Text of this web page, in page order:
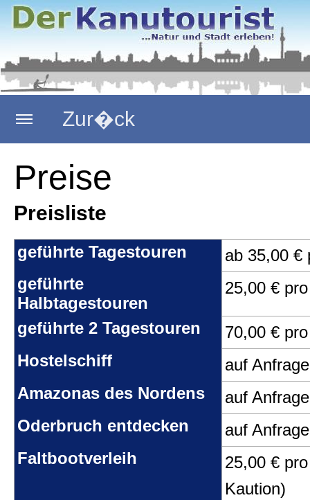
Zur�ck
Startseite
Kanutouren
Faltbootverleih
Geschenk-Gutscheine
Leistungen
Preise
Preisliste
geführte Tagestouren
ab 35,00 €
geführte
Halbtagestouren
25,00 €
geführte 2 Tagestouren
70,00 €
Hostelschiff
auf Anfrage
Amazonas des Nordens
auf Anfrage
Oderbruch entdecken
auf Anfrage
Faltbootverleih
25,00 €
Kaution)